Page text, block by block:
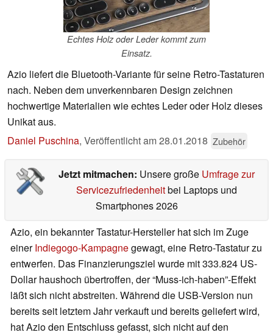
Echtes Holz oder Leder kommt zum
Einsatz.
Azio liefert die Bluetooth-Variante für seine Retro-Tastaturen
nach. Neben dem unverkennbaren Design zeichnen
hochwertige Materialien wie echtes Leder oder Holz dieses
Unikat aus.
Daniel Puschina, Veröffentlicht am28.01.2018 Zubehör
Jetzt mitmachen: Unsere große Umfrage zur
Servicezufriedenheitbei Laptops und
Smartphones 2026
Azio, ein bekannter Tastatur-Hersteller hat sich im Zuge
einerIndiegogo-Kampagnegewagt, eine Retro-Tastatur zu
entwerfen. Das Finanzierungsziel wurde mit 333.824 US-
Dollar haushoch übertroffen, der “Muss-ich-haben”-Effekt
läßt sich nicht abstreiten. Während die USB-Version nun
bereits seit letztem Jahr verkauft und bereits geliefert wird,
hat Azio den Entschluss gefasst, sich nicht auf den